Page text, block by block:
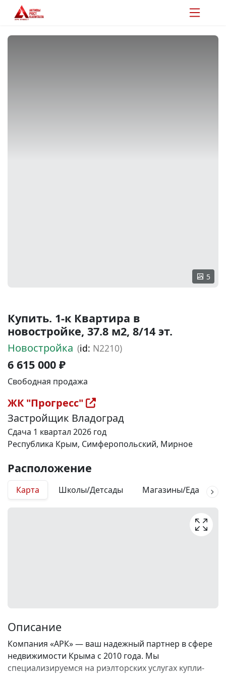
5
Купить. 1-к Квартира в
новостройке, 37.8 м2, 8/14 эт.
Новостройка (id: N2210)
6 615 000 ₽
Свободная продажа
ЖК "Прогресс"
Застройщик Владоград
Сдача 1 квартал 2026 год
Республика Крым, Симферопольский, Мирное
Расположение
Карта Школы/Детсады Магазины/Еда
Описание
Компания «АРК» — ваш надежный партнер в сфере
недвижимости Крыма с 2010 года. Мы
специализируемся на риэлторских услугах купли-